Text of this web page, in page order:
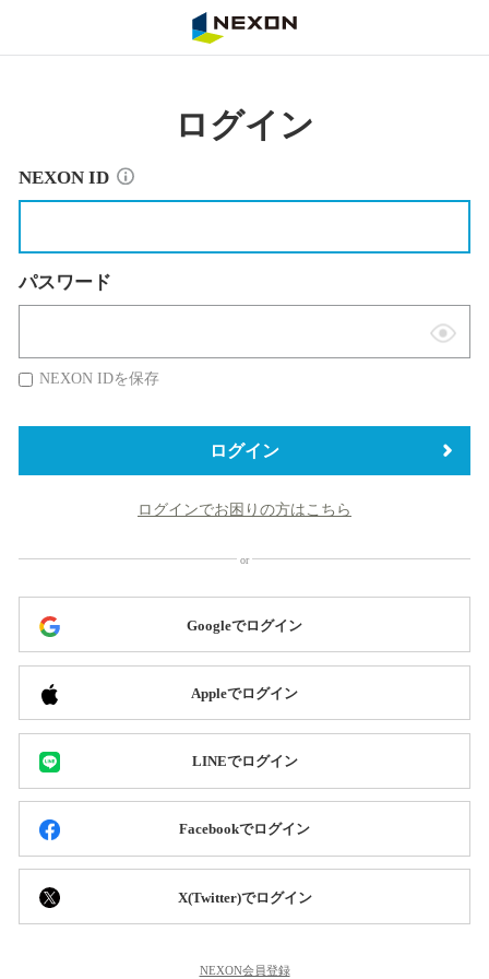
ログイン
NEXON ID
パスワード
表
替
NEXON IDを保存
ログイン
ログインでお困りの方はこちら
Googleでログイン
Appleでログイン
LINEでログイン
Facebookでログイン
X(Twitter)でログイン
NEXON会員登録